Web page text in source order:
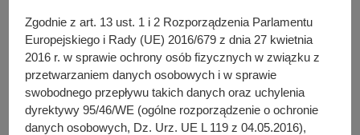
W dniach 1-3 grudnia 2025 r.ze względu na układanie
masy nastąpitymczasowe zamknięcie ul. Szkolnej w
Borówcuna odcinku od ul. Kempingowej do ul. Klonowej.
W dniach 1-5 grudnia 2025 r.ze względu na roboty
drogowe wystąpiąutrudnienia w ruchu na ul. Szkolnej w
Borówcu i Leśnej w Skrzynkach.
Zgodnie z art. 13 ust. 1 i 2 Rozporządzenia Parlamentu
Europejskiego i Rady (UE) 2016/679 z dnia 27 kwietnia
2016 r. w sprawie ochrony osób fizycznych w związku z
przetwarzaniem danych osobowych i w sprawie
swobodnego przepływu takich danych oraz uchylenia
dyrektywy 95/46/WE (ogólne rozporządzenie o ochronie
danych osobowych, Dz. Urz. UE L 119 z 04.05.2016),